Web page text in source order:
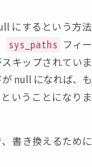
にするという方法
sys_paths フィー
キップされていま
null になれば、 も
いうことになりま
、 書き換えるために